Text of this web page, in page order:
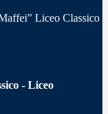
Liceo Classico
- Liceo